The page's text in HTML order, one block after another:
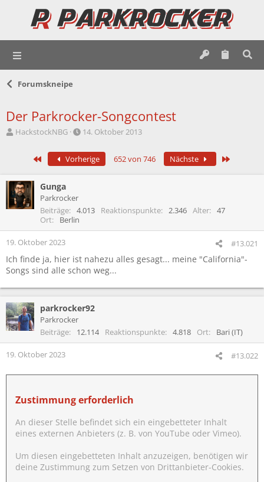
Forumskneipe
Der Parkrocker-Songcontest
E
l
l
e
HackstockNBG
E
s
t
t
a
14. Oktober 2013
Erste Vorherige 652 von 746 Nächste
Gunga
Parkrocker
Beiträge
4.013 Reaktionspunkte 2.346 Alter
47
Ort
Berlin
19. Oktober 2023 #13.021
Ich finde ja, hier ist nahezu alles gesagt... meine "California"-
Songs sind alle schon weg...
parkrocker92
Parkrocker
Beiträge
12.114 Reaktionspunkte 4.818 Ort Bari (IT)
19. Oktober 2023 #13.022
Zustimmung erforderlich
An dieser Stelle befindet sich ein eingebetteter Inhalt
eines externen Anbieters (z. B. von YouTube oder Vimeo).
Um diesen eingebetteten Inhalt anzuzeigen, benötigen wir
deine Zustimmung zum Setzen von Drittanbieter-Cookies.